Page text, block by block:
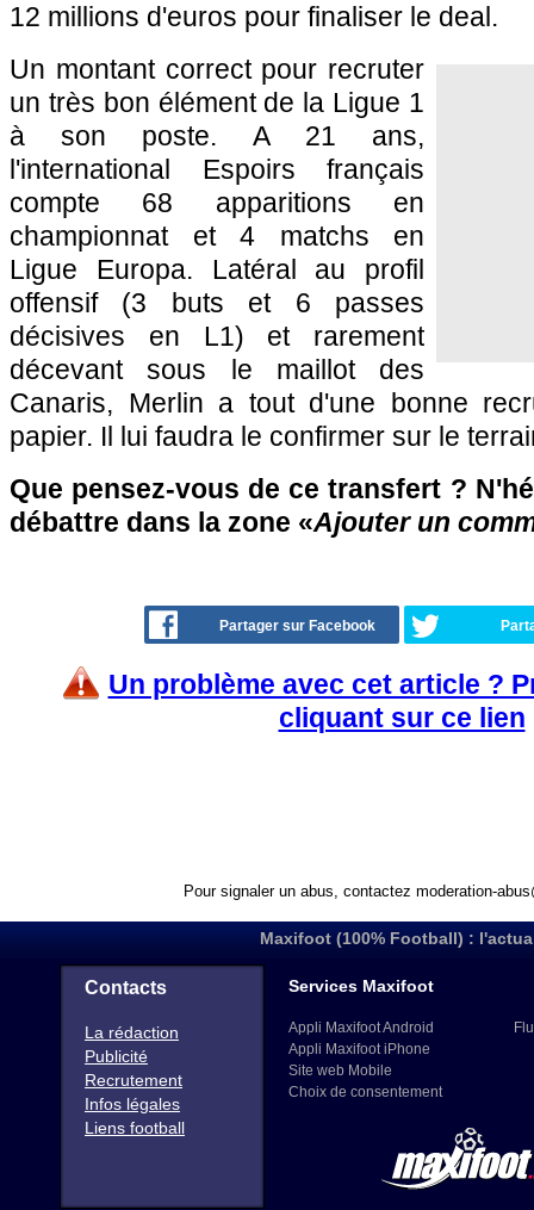
12 millions d'euros pour finaliser le deal.
Un montant correct pour recruter
un très bon élément de la Ligue 1
à son poste. A 21 ans,
l'international Espoirs français
compte 68 apparitions en
championnat et 4 matchs en
Ligue Europa. Latéral au profil
offensif (3 buts et 6 passes
décisives en L1) et rarement
décevant sous le maillot des
Canaris, Merlin a tout d'une bonne
papier. Il lui faudra le confirmer sur le
Que pensez-vous de ce transfert ?
débattre dans la zone «Ajouter un
Partager sur Facebook
Un problème avec cet article ?
cliquant sur ce lien
Pour signaler un abus, contactez moderation-
Maxifoot (100% Football) :
Contacts
La rédaction
Publicité
Recrutement
Infos légales
Liens football
Services Maxifoot
Appli Maxifoot Android
Appli Maxifoot iPhone
Site web Mobile
Choix de consentement